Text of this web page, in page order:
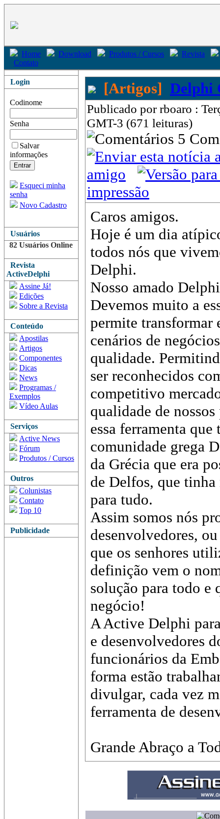
Home Download Produtos / Cursos
Revista
Contato
Login
Codinome
Senha
Salvar
informações
Esqueci minha
senha
Novo Cadastro
Usuários
82 Usuários Online
Revista
ActiveDelphi
Assine Já!
Edições
Sobre a Revista
Conteúdo
Apostilas
Artigos
Componentes
Dicas
News
Programas /
Exemplos
Vídeo Aulas
Serviços
Active News
Fórum
Produtos / Cursos
Outros
Colunistas
Contato
Top 10
Publicidade
[Artigos] Delphi
Publicado por rboaro :
GMT-3 (671 leituras)
5
amigo
impressão
Caros amigos.
Hoje é um dia
todos nós que
Delphi.
Nosso amado
Devemos muito a
permite transformar
cenários de
qualidade.
ser reconhecidos
competitivo
qualidade de
essa ferramenta
comunidade grega
da Grécia que era
de Delfos, que tinha
para tudo.
Assim somos nós
desenvolvedores,
que os senhores
definição vem o
solução para todo e
negócio!
A Active Delphi
e desenvolvedores
funcionários da
forma estão
divulgar, cada vez
ferramenta de
Grande Abraço a